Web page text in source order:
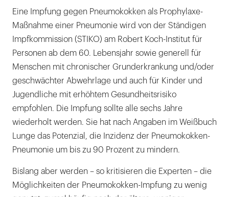
Eine Impfung gegen Pneumokokken als Prophylaxe-
Maßnahme einer Pneumonie wird von der Ständigen
Impfkommission (STIKO) am Robert Koch-Institut für
Personen ab dem 60. Lebensjahr sowie generell für
Menschen mit chronischer Grunderkrankung und/oder
geschwächter Abwehrlage und auch für Kinder und
Jugendliche mit erhöhtem Gesundheitsrisiko
empfohlen. Die Impfung sollte alle sechs Jahre
wiederholt werden. Sie hat nach Angaben im Weißbuch
Lunge das Potenzial, die Inzidenz der Pneumokokken-
Pneumonie um bis zu 90 Prozent zu mindern.
Bislang aber werden – so kritisieren die Experten – die
Möglichkeiten der Pneumokokken-Impfung zu wenig